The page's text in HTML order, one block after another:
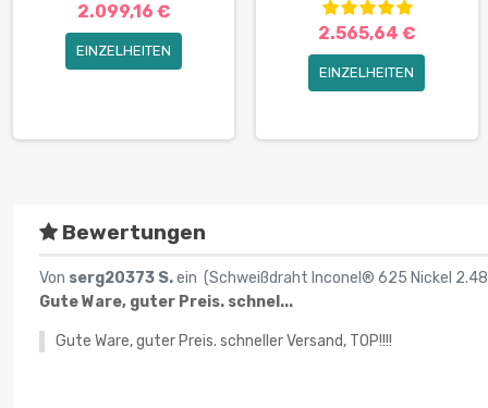
2.099,16 €
EINZELHEITEN
2.565,64 €
EINZELHEITEN
Bewertungen
Von serg20373 S.ein (Schweißdraht Inconel® 625 Nickel
Gute Ware, guter Preis. schnel...
Gute Ware, guter Preis. schneller Versand, TOP!!!!